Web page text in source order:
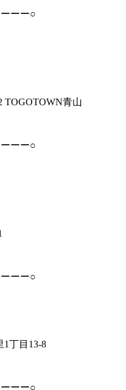
ーー○
TOGOTOWN青山
ーー○
ーー○
丁目13-8
ーー○